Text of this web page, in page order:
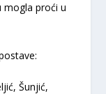
mogla proći u
Šunjić,